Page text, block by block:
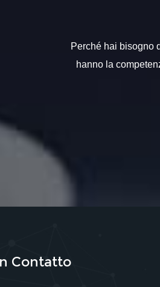
Perché hai bisogno
hanno la
Contatto